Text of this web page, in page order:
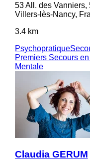
53 All. des Vanniers,
Villers-lès-Nancy,
3.4 km
Psychopratique
Premiers Secours
Mentale
Claudia GERUM